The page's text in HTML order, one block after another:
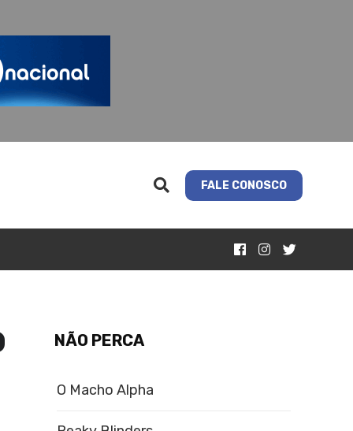
FALE CONOSCO
NÃO PERCA
O Macho Alpha